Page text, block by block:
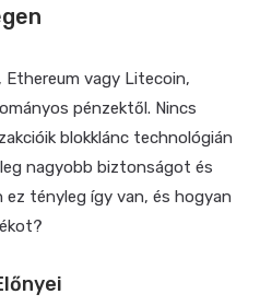
vagy Litecoin,
pénzektől. Nincs
blokklánc technológián
nagyobb biztonságot és
tényleg így van, és hogyan